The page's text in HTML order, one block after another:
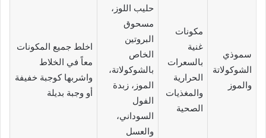
سموذي
الشوكولاتة
والموز
مكونات
غنية
بالسعرات
الحرارية
والمغذيات
الصحية
حليب اللوز،
مسحوق
البروتين
الخاص
بالشوكولاتة،
الموز، زبدة
الفول
السوداني،
والعسل
اخلط جميع المكونات
معاً في الخلاط
واشربها كوجبة خفيفة
أو وجبة بديلة